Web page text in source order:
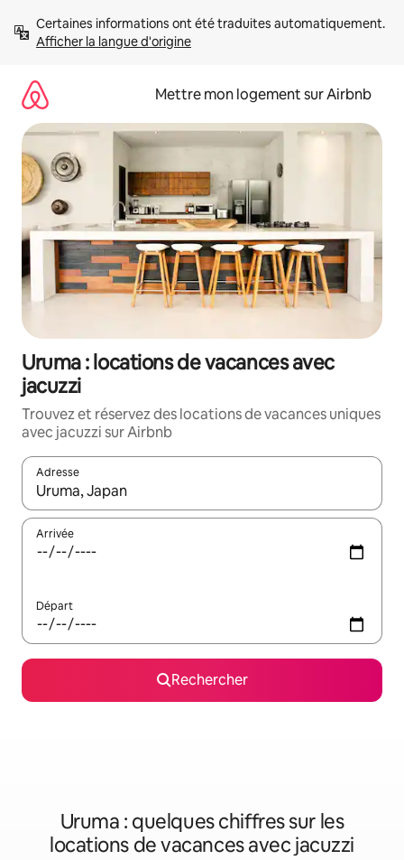
directement
Afficher la langue d'origine
Mettre mon logement sur Airbnb
Uruma : locations de vacances avec
jacuzzi
Trouvez et réservez des locations de vacances uniques
avec jacuzzi sur Airbnb
Adresse
Lorsque les résultats s'affichent, utilisez les flèches vers le
Arrivée
Départ
Rechercher
Uruma : quelques chiffres sur les
locations de vacances avec jacuzzi